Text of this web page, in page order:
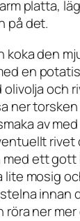
platta,
på det.
koka den
en
och
ner torsken
av med
rivet
med ett gott
lite mosig
innan
ner mer